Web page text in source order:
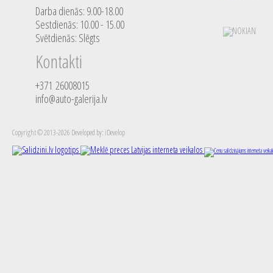
Darba dienās: 9.00-18.00
Sestdienās: 10.00 - 15.00
Svētdienās: Slēgts
Kontakti
+371 26008015
info@auto-galerija.lv
Copyright © 2013-2026 Developed by: iDevelop